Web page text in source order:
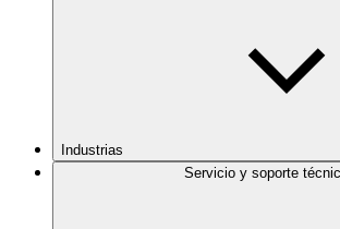
Industrias
Servicio y soporte